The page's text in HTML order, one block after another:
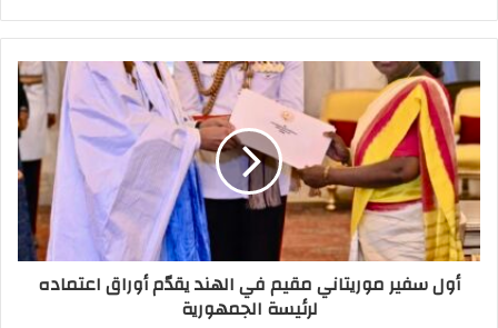
أول سفير موريتاني مقيم في الهند يقدّم أوراق اعتماده
لرئيسة الجمهورية